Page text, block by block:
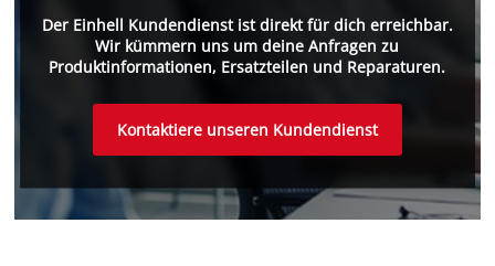
Der Einhell Kundendienst ist direkt für dich erreichbar.
Wir kümmern uns um deine Anfragen zu
Produktinformationen, Ersatzteilen und Reparaturen.
Kontaktiere unseren Kundendienst